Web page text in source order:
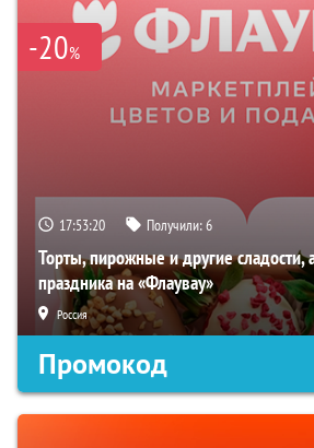
-20%
17:53:20 Получили:6
Торты, пирожные и другие сладости,
праздника на «Флаувау»
Россия
Промокод